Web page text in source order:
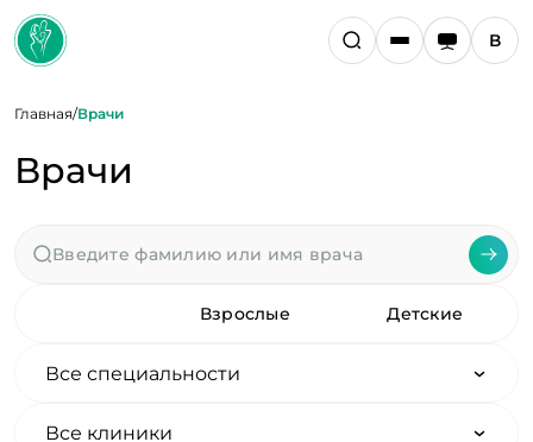
Главная/Врачи
Врачи
Взрослые Детские
Все специальности
Все клиники